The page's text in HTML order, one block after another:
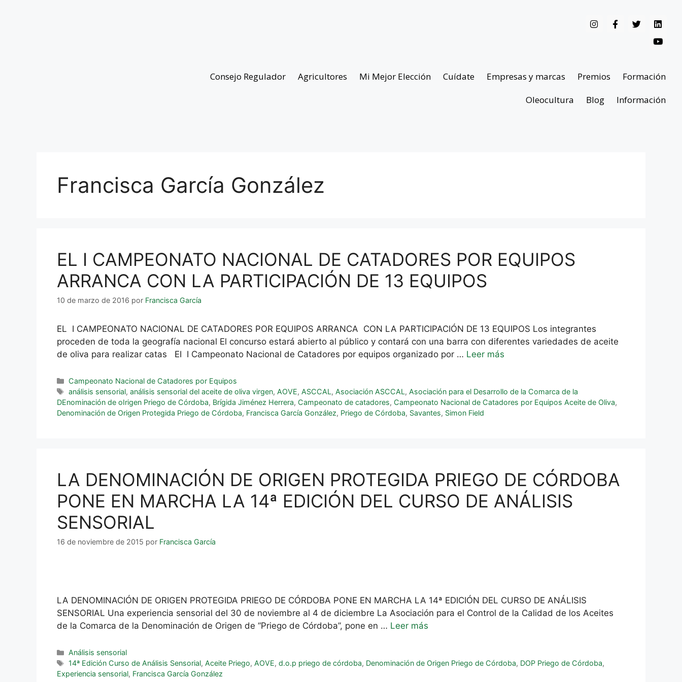
Consejo Regulador Agricultores Mi Mejor Elección Cuídate Empresas y marcas Premios
Formación
Oleocultura
Blog Información
Francisca García González
EL I CAMPEONATO NACIONAL DE CATADORES POR EQUIPOS
ARRANCA CON LA PARTICIPACIÓN DE 13 EQUIPOS
10 de marzo de 2016 por Francisca García
EL I CAMPEONATO NACIONAL DE CATADORES POR EQUIPOS ARRANCA CON LA PARTICIPACIÓN DE 13 EQUIPOS Los integrantes
proceden de toda la geografía nacional El concurso estará abierto al público y contará con una barra con diferentes variedades de aceite
de oliva para realizar catas EI I Campeonato Nacional de Catadores por equipos organizado por … Leer más
Campeonato Nacional de Catadores por Equipos
análisis sensorial,análisis sensorial del aceite de oliva virgen,AOVE,ASCCAL,Asociación ASCCAL,Asociación para el Desarrollo de la Comarca de la
DEnominación de oIrigen Priego de Córdoba, Brígida Jiménez Herrera, Campeonato de catadores, Campeonato Nacional de Catadores por Equipos Aceite de Oliva,
Denominación de Origen Protegida Priego de Córdoba, Francisca García González, Priego de Córdoba, Savantes, Simon Field
LA DENOMINACIÓN DE ORIGEN PROTEGIDA PRIEGO DE CÓRDOBA
PONE EN MARCHA LA 14ª EDICIÓN DEL CURSO DE ANÁLISIS
SENSORIAL
16 de noviembre de 2015 por Francisca García
LA DENOMINACIÓN DE ORIGEN PROTEGIDA PRIEGO DE CÓRDOBA PONE EN MARCHA LA 14ª EDICIÓN DEL CURSO DE ANÁLISIS
SENSORIAL Una experiencia sensorial del 30 de noviembre al 4 de diciembre La Asociación para el Control de la Calidad de los Aceites
de la Comarca de la Denominación de Origen de “Priego de Córdoba”, pone en … Leer más
Análisis sensorial
14ª Edición Curso de Análisis Sensorial,Aceite Priego,AOVE,d.o.p priego de córdoba, Denominación de Origen Priego de Córdoba, DOP Priego de Córdoba,
Experiencia sensorial, Francisca García González